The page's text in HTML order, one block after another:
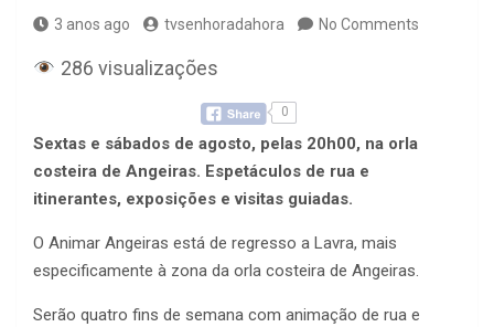
3 anos ago tvsenhoradahora No Comments
286 visualizações
0
Sextas e sábados de agosto, pelas 20h00, na orla
costeira de Angeiras. Espetáculos de rua e
itinerantes, exposições e visitas guiadas.
O Animar Angeiras está de regresso a Lavra, mais
especificamente à zona da orla costeira de Angeiras.
Serão quatro fins de semana com animação de rua e